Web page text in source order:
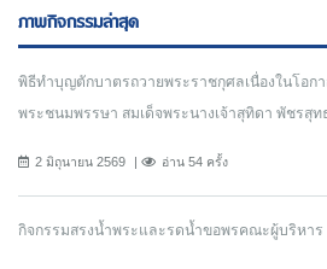
ภาพกิจกรรมล่าสุด
พิธีทำบุญตักบาตรถวายพระราชกุศลเนื่องในโอก
พระชนมพรรษา สมเด็จพระนางเจ้าสุทิดา พัชร
2 มิถุนายน 2569 อ่าน 54 ครั้ง
กิจกรรมสรงน้ำพระและรดน้ำขอพรคณะผู้บริหาร